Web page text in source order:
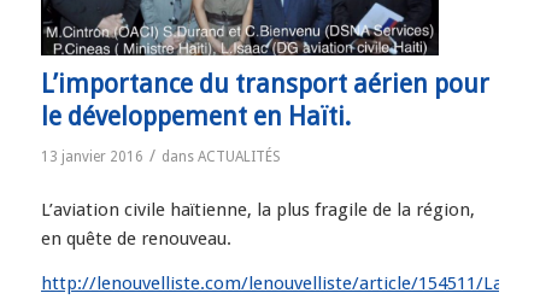
L’importance du transport aérien pour
le développement en Haïti.
13 janvier 2016 / dans ACTUALITÉS
L’aviation civile haïtienne, la plus fragile de la région,
en quête de renouveau.
http://lenouvelliste.com/lenouvelliste/article/154511/